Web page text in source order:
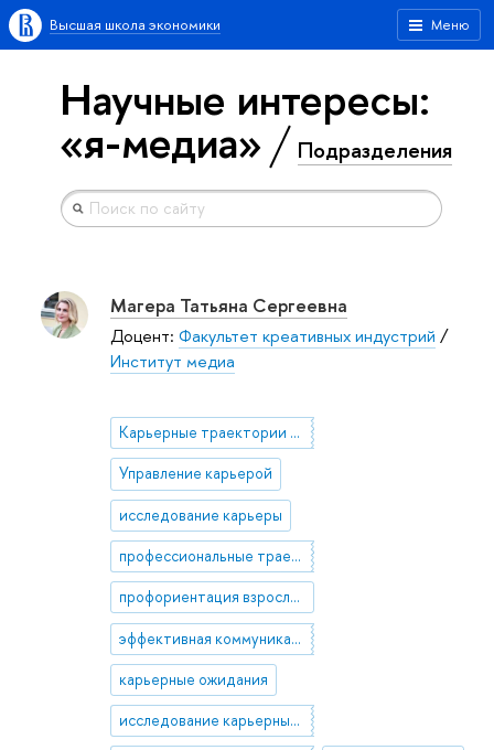
Меню
Высшая школа экономики
Научные интересы:
«я-медиа» Подразделения
Магера Татьяна Сергеевна
Доцент: Факультет креативных индустрий /
Институт медиа
Карьерные траектории в медиа
Управление карьерой
исследование карьеры
профессиональные траектории
профориентация взрослых
эффективная коммуникация
карьерные ожидания
исследование карьерных траекторий медиаменеджеров